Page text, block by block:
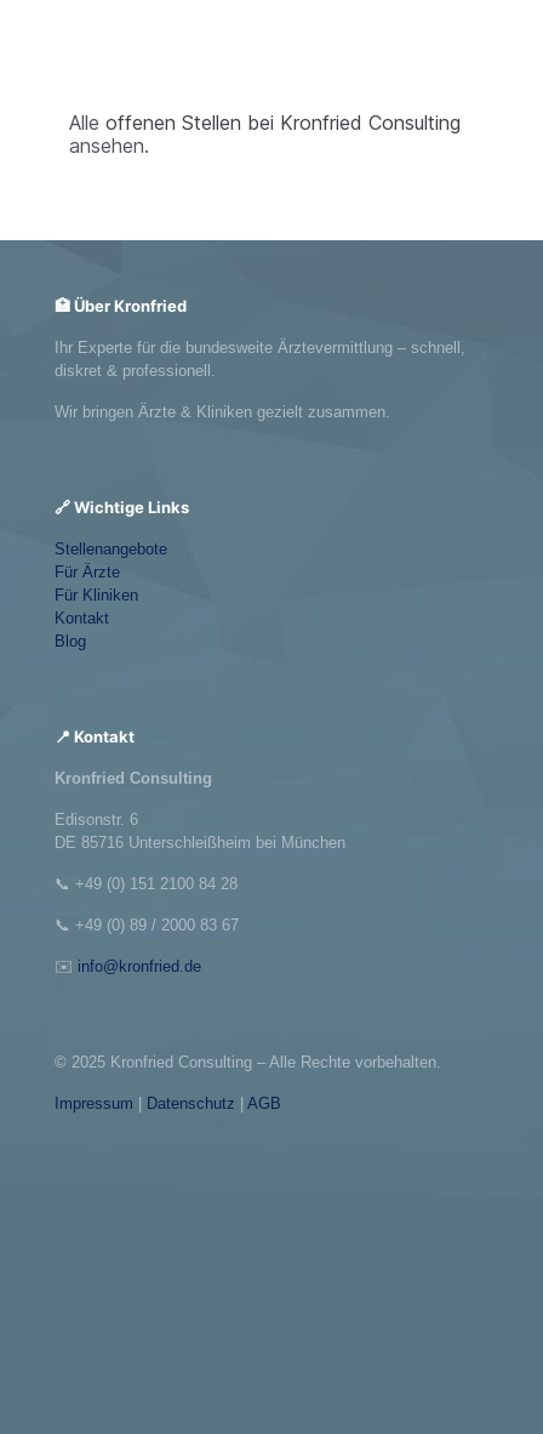
Alle offenen Stellen bei Kronfried Consulting
ansehen.
🏥 Über Kronfried
Ihr Experte für die bundesweite Ärztevermittlung – schnell,
diskret & professionell.
Wir bringen Ärzte & Kliniken gezielt zusammen.
🔗 Wichtige Links
Stellenangebote
Für Ärzte
Für Kliniken
Kontakt
Blog
📍 Kontakt
Kronfried Consulting
Edisonstr. 6
DE 85716 Unterschleißheim bei München
📞 +49 (0) 151 2100 84 28
📞 +49 (0) 89 / 2000 83 67
✉️ info@kronfried.de
© 2025 Kronfried Consulting – Alle Rechte vorbehalten.
Impressum Datenschutz AGB